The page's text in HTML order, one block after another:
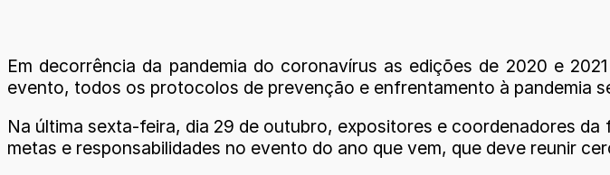
Em decorrência da pandemia do coronavírus as edições de 2020 e
evento, todos os protocolos de prevenção e enfrentamento à pandemia
Na última sexta-feira, dia 29 de outubro, expositores e coordenadores
metas e responsabilidades no evento do ano que vem, que deve reunir